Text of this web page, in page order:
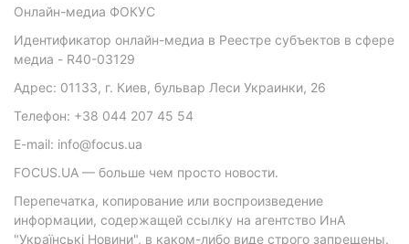
Онлайн-медиа ФОКУС
Идентификатор онлайн-медиа в Реестре субъектов в сфере
медиа - R40-03129
Адрес: 01133, г. Киев, бульвар Леси Украинки, 26
Телефон: +38 044 207 45 54
E-mail: info@focus.ua
FOCUS.UA — больше чем просто новости.
Перепечатка, копирование или воспроизведение
информации, содержащей ссылку на агентство ИнА
"Українські Новини", в каком-либо виде строго запрещены.